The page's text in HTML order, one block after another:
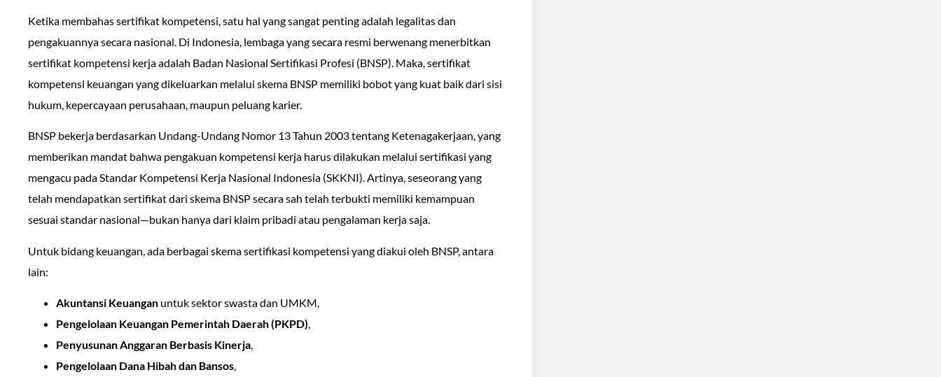
Ketika membahas sertifikat kompetensi, satu hal yang sangat penting adalah legalitas dan
pengakuannya secara nasional. Di Indonesia, lembaga yang secara resmi berwenang menerbitkan
sertifikat kompetensi kerja adalah Badan Nasional Sertifikasi Profesi (BNSP). Maka, sertifikat
kompetensi keuangan yang dikeluarkan melalui skema BNSP memiliki bobot yang kuat baik dari sisi
hukum, kepercayaan perusahaan, maupun peluang karier.
BNSP bekerja berdasarkan Undang-Undang Nomor 13 Tahun 2003 tentang Ketenagakerjaan, yang
memberikan mandat bahwa pengakuan kompetensi kerja harus dilakukan melalui sertifikasi yang
mengacu pada Standar Kompetensi Kerja Nasional Indonesia (SKKNI). Artinya, seseorang yang
telah mendapatkan sertifikat dari skema BNSP secara sah telah terbukti memiliki kemampuan
sesuai standar nasional—bukan hanya dari klaim pribadi atau pengalaman kerja saja.
Untuk bidang keuangan, ada berbagai skema sertifikasi kompetensi yang diakui oleh BNSP, antara
lain:
Akuntansi Keuangan untuk sektor swasta dan UMKM,
Pengelolaan Keuangan Pemerintah Daerah (PKPD),
Penyusunan Anggaran Berbasis Kinerja,
Pengelolaan Dana Hibah dan Bansos,